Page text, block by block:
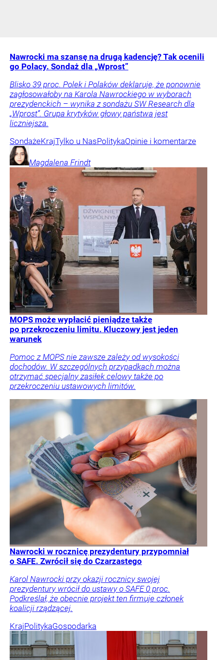
Nawrocki ma szansę na drugą kadencję? Tak ocenili
go Polacy. Sondaż dla „Wprost”
Blisko 39 proc. Polek i Polaków deklaruje, że ponownie
zagłosowałoby na Karola Nawrockiego w wyborach
prezydenckich – wynika z sondażu SW Research dla
„Wprost”. Grupa krytyków głowy państwa jest
liczniejsza.
SondażeKrajTylko u NasPolitykaOpinie i komentarze
Magdalena Frindt
MOPS może wypłacić pieniądze także
po przekroczeniu limitu. Kluczowy jest jeden
warunek
Pomoc z MOPS nie zawsze zależy od wysokości
dochodów. W szczególnych przypadkach można
otrzymać specjalny zasiłek celowy także po
przekroczeniu ustawowych limitów.
Nawrocki w rocznicę prezydentury przypomniał
o SAFE. Zwrócił się do Czarzastego
Karol Nawrocki przy okazji rocznicy swojej
prezydentury wrócił do ustawy o SAFE 0 proc.
Podkreślał, że obecnie projekt ten firmuje członek
koalicji rządzącej.
KrajPolitykaGospodarka